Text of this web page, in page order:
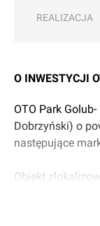
REALIZACJA
O INWESTYCJI
OTO Park
Dobrzyński) o
następujące
Obiekt
sklepu